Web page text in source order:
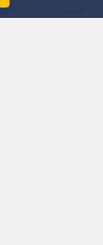
عواجل